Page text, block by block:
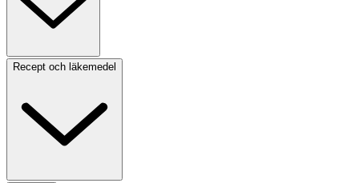
Recept och läkemedel